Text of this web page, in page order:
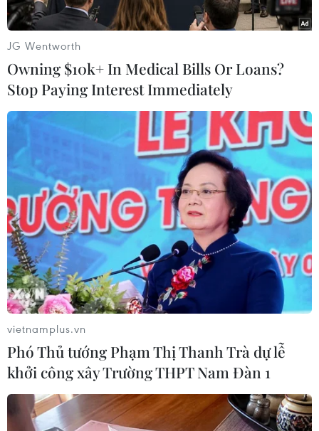
#Australia Australia
Biến đổi khí hậu
Lở đất tại Philippines khiến ít nhất 4 người thiệt
JG Wentworth
Owning $10k+ In Medical Bills Or Loans?
Stop Paying Interest Immediately
vietnamplus.vn
Phó Thủ tướng Phạm Thị Thanh Trà dự lễ
khởi công xây Trường THPT Nam Đàn 1